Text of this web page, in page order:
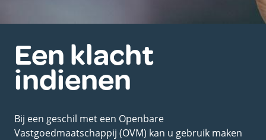
Een klacht
indienen
Bij een geschil met een Openbare
Vastgoedmaatschappij (OVM) kan u gebruik maken